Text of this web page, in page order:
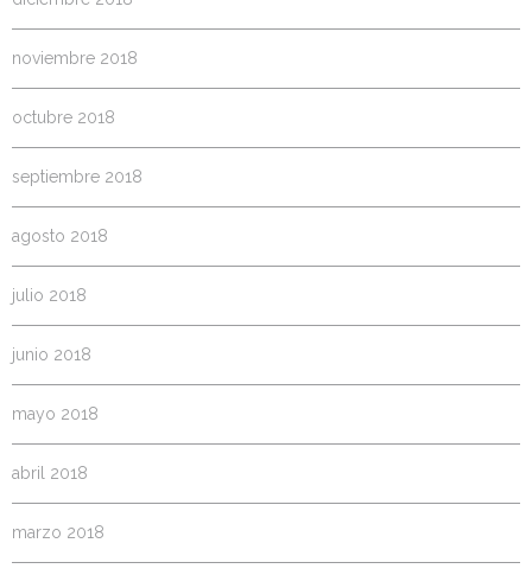
noviembre 2018
octubre 2018
septiembre 2018
agosto 2018
julio 2018
junio 2018
mayo 2018
abril 2018
marzo 2018